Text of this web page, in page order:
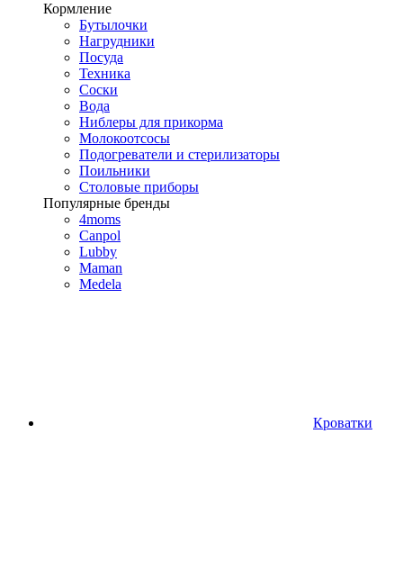
Кормление
Бутылочки
Нагрудники
Посуда
Техника
Соски
Вода
Ниблеры для прикорма
Молокоотсосы
Подогреватели и стерилизаторы
Поильники
Столовые приборы
Популярные бренды
4moms
Canpol
Lubby
Maman
Medela
Кроватки